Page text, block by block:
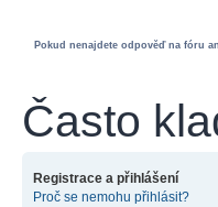
Pokud nenajdete odpověď na fóru
Často
Registrace a přihlášení
Proč se nemohu přihlásit?